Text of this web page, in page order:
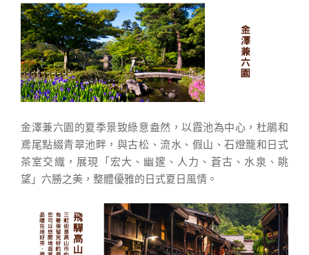
金澤兼六園的夏季景致綠意盎然，以霞池為中心，杜鵑和
鳶尾點綴青翠池畔，與古松、流水、假山、石燈籠和日式
茶室交織，展現「宏大、幽邃、人力、蒼古、水泉、眺
望」六勝之美，整體優雅的日式夏日風情。